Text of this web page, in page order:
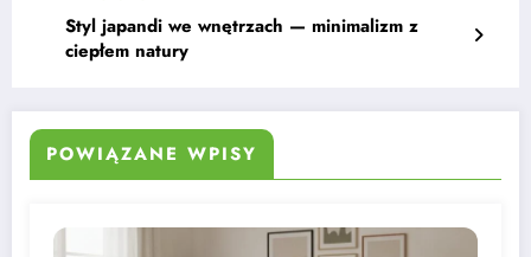
Styl japandi we wnętrzach — minimalizm z
ciepłem natury
POWIĄZANE WPISY